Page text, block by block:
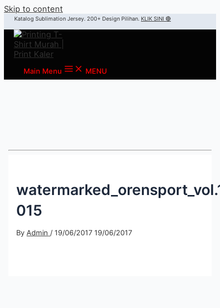
Skip to content
Katalog Sublimation Jersey. 200+ Design Pilihan. KLIK SINI 🔴
Main Menu MENU
015
ByAdmin / 19/06/2017 19/06/2017